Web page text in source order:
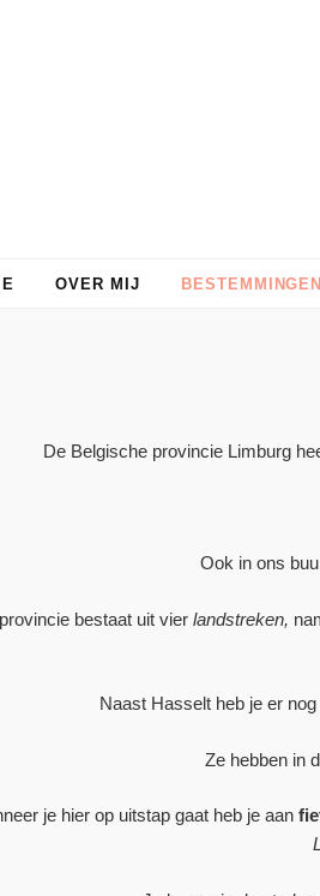
OVER MIJ BESTEMMINGEN
De Belgische provincie Limburg
Ook in ons
bestaat uit vier landstreken,
Naast Hasselt heb je er
Ze hebben in
je hier op uitstap gaat heb je aan